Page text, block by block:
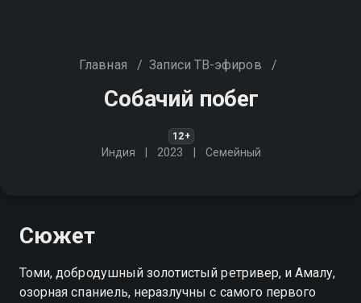
Главная / Записи ТВ-эфиров /
Собачий побег
12+
Индия 2023 Cемейный
Сюжет
Томи, добродушный золотистый ретривер, и Амалу,
озорная спаниель, неразлучны с самого первого